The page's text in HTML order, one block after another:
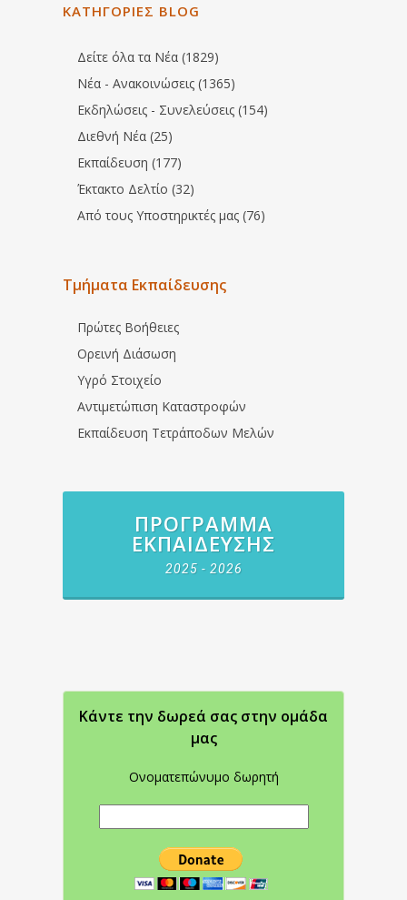
ΚΑΤΗΓΟΡΙΕΣ BLOG
Δείτε όλα τα Νέα (1829)
Νέα - Ανακοινώσεις (1365)
Εκδηλώσεις - Συνελεύσεις (154)
Διεθνή Νέα (25)
Εκπαίδευση (177)
Έκτακτο Δελτίο (32)
Από τους Υποστηρικτές μας (76)
Τμήματα Εκπαίδευσης
Πρώτες Βοήθειες
Ορεινή Διάσωση
Υγρό Στοιχείο
Αντιμετώπιση Καταστροφών
Εκπαίδευση Τετράποδων Μελών
ΠΡΌΓΡΑΜΜΑ
ΕΚΠΑΊΔΕΥΣΗΣ
2025 - 2026
Κάντε την δωρεά σας στην oμάδα
μας
Ονοματεπώνυμο δωρητή